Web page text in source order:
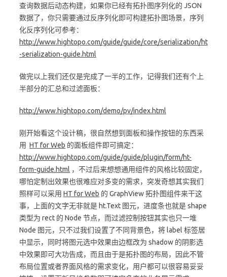
查询数据后动态构建，如果你已经有拓扑图序列化的 JSON
数据了，你只需要通过反序列化即可构建拓扑图场景，序列
化反序列化可参考：
http://www.hightopo.com/guide/guide/core/serialization/ht
-serialization-guide.html
做完以上我们还仅是完成了一半的工作，记得我们还有个上
半部分的汇总和过滤面板：
http://www.hightopo.com/demo/pv/index.html
刚开始看这个设计稿，很自然想到面板和操作按钮的东西采
用 HT for Web 的面板组件即可搞定：
http://www.hightopo.com/guide/guide/plugin/form/ht-
form-guide.html ，不过后来想想通用组件的风格比较固定，
哪怕定制出效果也很难应对多变的需求，突发奇想其实我们
照样可以采用 HT for Web 的 GraphView 拓扑图组件来干这
事，上面的文字无非就是 ht.Text 图元，进度条也就是 shape
类型为 rect 的 Node 节点，而过滤控制按钮其实也只一堆
Node 图元，只不过我们设置了不同背景色，将 label 标签居
中显示，同时将图元选中效果由边框改为 shadow 的阴影选
中效果即可大功告成，而且由于是拓扑图的布局，因此不管
布局位置或者界面风格的需求变化，用户都可以很容易妥妥